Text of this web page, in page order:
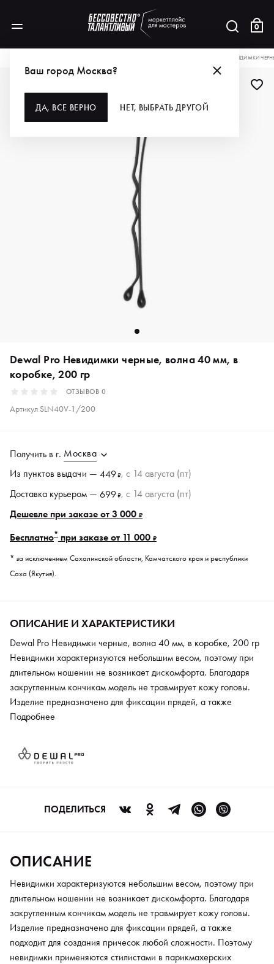
0
Ваш город Москва?
ДА, ВСЕ ВЕРНО НЕТ, ВЫБРАТЬ ДРУГОЙ
DEWAL PRO НЕВИДИМКИ
Dewal Pro Невидимки черные, волна 40 мм, в
коробке, 200 гр
ОТЗЫВОВ 0
Артикул SLN40V-1/200
Получить в г. Москва
Из пунктов выдачи — 449₽, c 14 августа (пт)
Доставка курьером — 699₽, c 14 августа (пт)
Дешевле при заказе от 3 000 ₽
Бесплатно* при заказе от 11 000 ₽
* за исключением Сахалинской области, Камчатского края и республики
Саха (Якутия).
ОПИСАНИЕ И ХАРАКТЕРИСТИКИ
Dewal Pro Невидимки черные, волна 40 мм, в коробке, 200 гр
Невидимки характеризуются небольшим весом, поэтому при
длительном ношении не возникает дискомфорта. Благодаря
закругленным кончикам модель не травмирует кожу головы.
Изделие предназначено для фиксации прядей, а также
подходит для создания причесок любой сложности. Поэтому
салонах. При изготовлении модели используется прочный
металл высокого качества. Материал устойчив к износу и
Подробнее
ПОДЕЛИТЬСЯ
ОПИСАНИЕ
Невидимки характеризуются небольшим весом, поэтому при
длительном ношении не возникает дискомфорта. Благодаря
закругленным кончикам модель не травмирует кожу головы.
Изделие предназначено для фиксации прядей, а также
подходит для создания причесок любой сложности. Поэтому
невидимки применяются стилистами в парикмахерских